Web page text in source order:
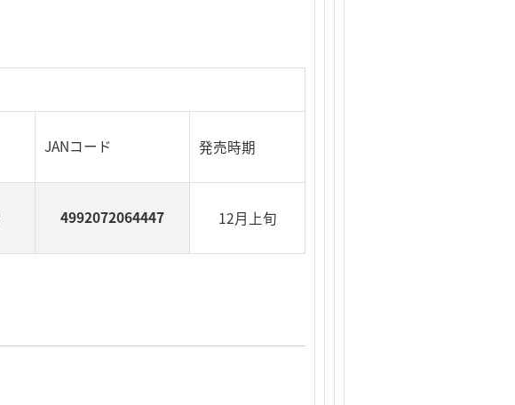
JANコード 発売時期
4992072064447 12月上旬